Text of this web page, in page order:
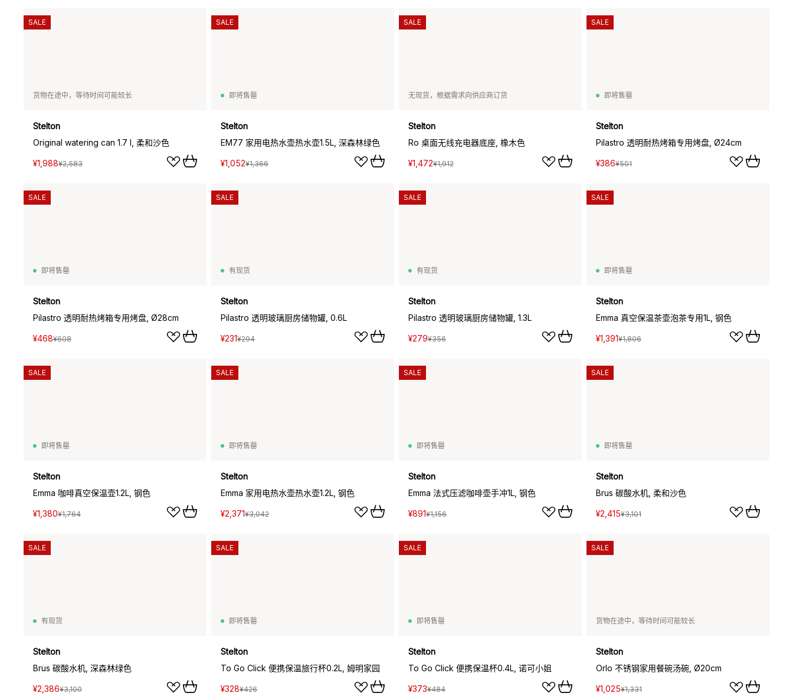
货物在途中，等待时间可能较长
Stelton
Original watering can 1.7 l, 柔和沙色
¥1,988¥2,583
SALE
即将售罄
Stelton
EM77 家用电热水壶热水壶1.5L, 深森林绿色
¥1,052¥1,366
SALE
无现货，根据需求向供应商订货
Stelton
Ro 桌面无线充电器底座, 橡木色
¥1,472¥1,912
SALE
即将售罄
Stelton
Pilastro 透明耐热烤箱专用烤盘, Ø24cm
¥386¥501
SALE
即将售罄
Stelton
Pilastro 透明耐热烤箱专用烤盘, Ø28cm
¥468¥608
SALE
有现货
Stelton
Pilastro 透明玻璃厨房储物罐, 0.6L
¥231¥294
SALE
有现货
Stelton
Pilastro 透明玻璃厨房储物罐, 1.3L
¥279¥356
SALE
即将售罄
Stelton
Emma 真空保温茶壶泡茶专用1L, 钢色
¥1,391¥1,806
SALE
即将售罄
Stelton
Emma 咖啡真空保温壶1.2L, 钢色
¥1,380¥1,764
SALE
即将售罄
Stelton
Emma 家用电热水壶热水壶1.2L, 钢色
¥2,371¥3,042
SALE
即将售罄
Stelton
Emma 法式压滤咖啡壶手冲1L, 钢色
¥891¥1,156
SALE
即将售罄
Stelton
Brus 碳酸水机, 柔和沙色
¥2,415¥3,101
SALE
有现货
Stelton
Brus 碳酸水机, 深森林绿色
¥2,386¥3,100
SALE
即将售罄
Stelton
To Go Click 便携保温旅行杯0.2L, 姆明家园
¥328¥426
SALE
即将售罄
Stelton
To Go Click 便携保温杯0.4L, 诺可小姐
¥373¥484
SALE
货物在途中，等待时间可能较长
Stelton
Orlo 不锈钢家用餐碗汤碗, Ø20cm
¥1,025¥1,331
SALE